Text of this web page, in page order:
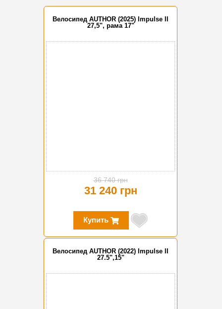
Велосипед AUTHOR (2025) Impulse II
27,5", рама 17"
36 740 грн
31 240 грн
Купить
Велосипед AUTHOR (2022) Impulse II
27.5",15"